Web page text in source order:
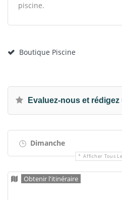
piscine.
Boutique Piscine
Evaluez-nous et
Dimanche
Afficher Tous
Obtenir l'itinéraire